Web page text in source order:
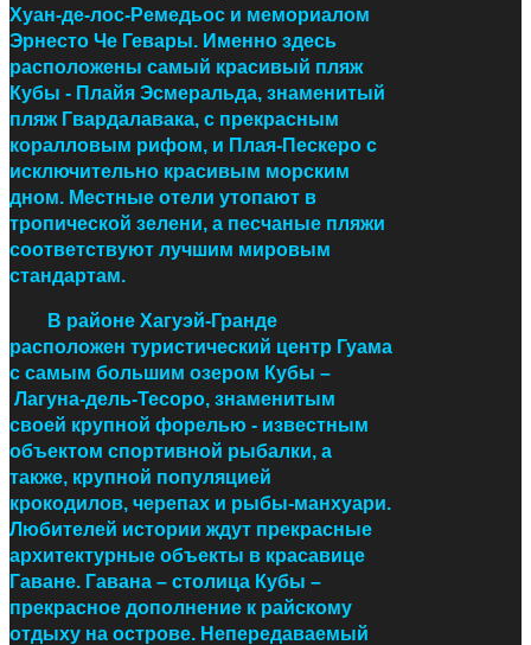
Хуан-де-лос-Ремедьос и мемориалом
Эрнесто Че Гевары. Именно здесь
расположены самый красивый пляж
Кубы - Плайя Эсмеральда, знаменитый
пляж Гвардалавака, с прекрасным
коралловым рифом, и Плая-Пескеро с
исключительно красивым морским
дном. Местные отели утопают в
тропической зелени, а песчаные пляжи
соответствуют лучшим мировым
стандартам.
В районе Хагуэй-Гранде
расположен туристический центр Гуама
с самым большим озером Кубы –
Лагуна-дель-Тесоро, знаменитым
своей крупной форелью - известным
объектом спортивной рыбалки, а
также, крупной популяцией
крокодилов, черепах и рыбы-манхуари.
Любителей истории ждут прекрасные
архитектурные объекты в красавице
Гаване. Гавана – столица Кубы –
прекрасное дополнение к райскому
отдыху на острове. Непередаваемый